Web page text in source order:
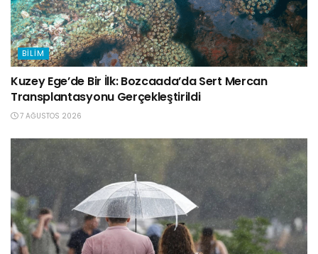
BILIM
Kuzey Ege’de Bir İlk: Bozcaada’da Sert Mercan
Transplantasyonu Gerçekleştirildi
7 AĞUSTOS 2026